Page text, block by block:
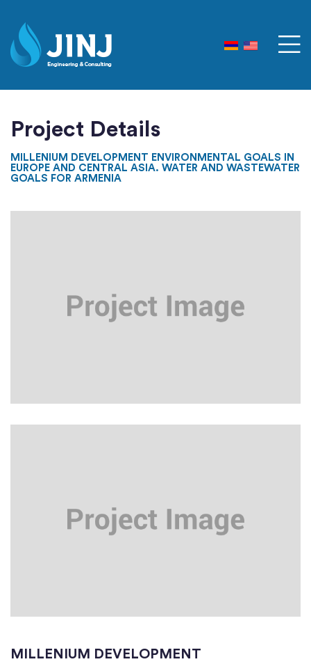
Project Details
MILLENIUM DEVELOPMENT ENVIRONMENTAL GOALS IN
EUROPE AND CENTRAL ASIA. WATER AND WASTEWATER
GOALS FOR ARMENIA
MILLENIUM DEVELOPMENT